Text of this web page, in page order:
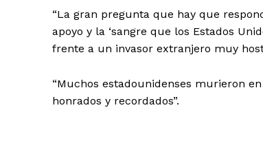
“La gran pregunta que hay que
apoyo y la ‘sangre que los Estados
frente a un invasor extranjero muy
“Muchos estadounidenses murieron
honrados y recordados”.